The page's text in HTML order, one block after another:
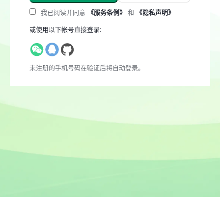
我已阅读并同意 《服务条例》 和 《隐私声明》
或使用以下帐号直接登录:
未注册的手机号码在验证后将自动登录。